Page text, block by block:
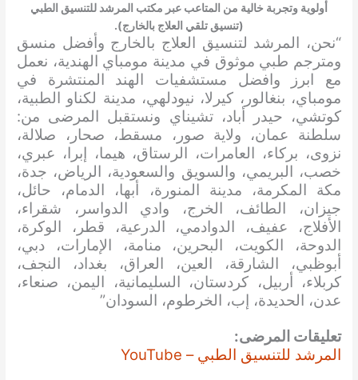
أولوية وتجربة خالية من المتاعب عبر مكتب المرشد للتنسيق الطبي
(تنسيق تلقي العلاج بالخارج).
“نحن، المرشد لتنسيق العلاج بالخارج وأفضل منسق
ومترجم طبي موثوق في مدينة مومباي الهندية، نعمل
مع ابرز وافضل مستشفيات الهند المنتشرة في
مومباي، بنغالور، كيرلا، نيودلهي، مدينة لكناو الطبية،
كوتشي، حيدر أباد، تشيناي ونستقبل المرضى من:
سلطنة عمان، ولاية صور، مسقط، صحار، صلالة،
نزوى، بركاء، العامرات، الرستاق، هيما، إبرا، عبري،
خصب، البريمي، والسويق والسعودية، الرياض، جدة،
مكة المكرمة، مدينة المنورة، أبها، الدمام، حائل،
جيزان، الطائف، الخرج، وادي الدواسر، شقراء،
الأفلاج، عفيف، الدوادمي، الدرعية، قطر، الوكرة،
الدوحة، الكويت، البحرين، منامة، الإمارات، دبي،
أبوظبي، الشارقة، العين، العراق، بغداد، النجف،
كربلاء، أربيل، كردستان، السليمانية، اليمن، صنعاء،
عدن، الحديدة، إب، الخرطوم، السودان”
تعليقات المرضى:
المرشد للتنسيق الطبي – YouTube